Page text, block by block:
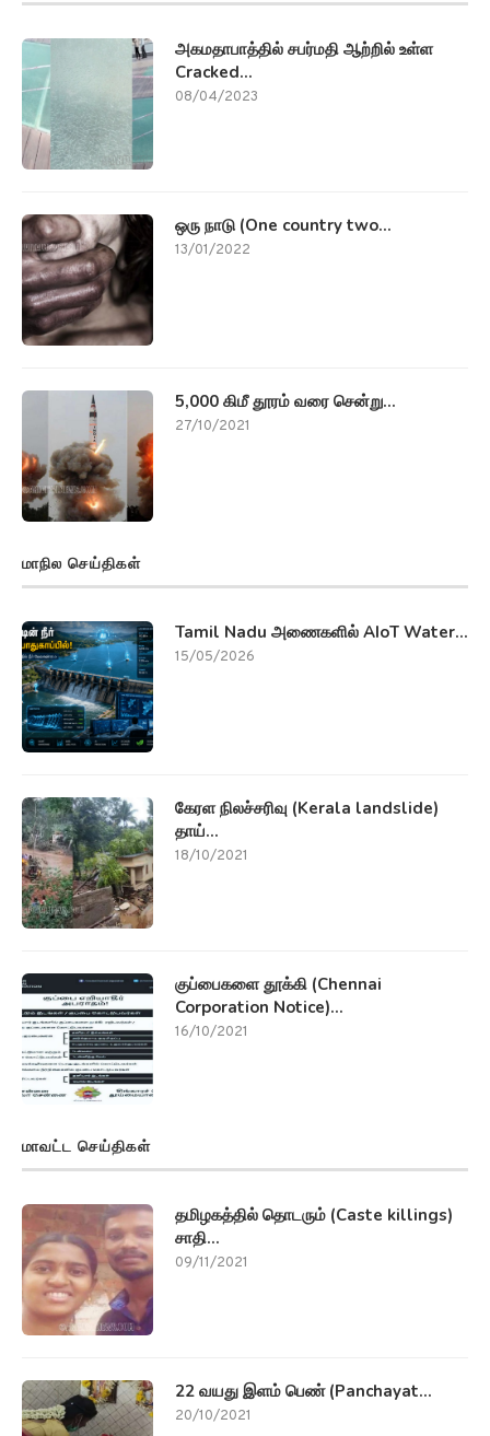
அகமதாபாத்தில் சபர்மதி ஆற்றில் உள்ள
Cracked...
08/04/2023
ஒரு நாடு (One country two...
13/01/2022
5,000 கிமீ தூரம் வரை சென்று...
27/10/2021
மாநில செய்திகள்
Tamil Nadu அணைகளில் AIoT Water...
15/05/2026
கேரள நிலச்சரிவு (Kerala landslide)
தாய்...
18/10/2021
குப்பைகளை தூக்கி (Chennai
Corporation Notice)...
16/10/2021
மாவட்ட செய்திகள்
தமிழகத்தில் தொடரும் (Caste killings)
சாதி...
09/11/2021
22 வயது இளம் பெண் (Panchayat...
20/10/2021